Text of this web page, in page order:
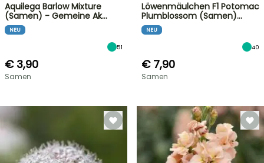
Aquilega Barlow Mixture
(Samen) - Gemeine Ak…
NEU
51
€ 3,90
Samen
Löwenmäulchen F1 Potomac
Plumblossom (Samen)…
NEU
40
€ 7,90
Samen